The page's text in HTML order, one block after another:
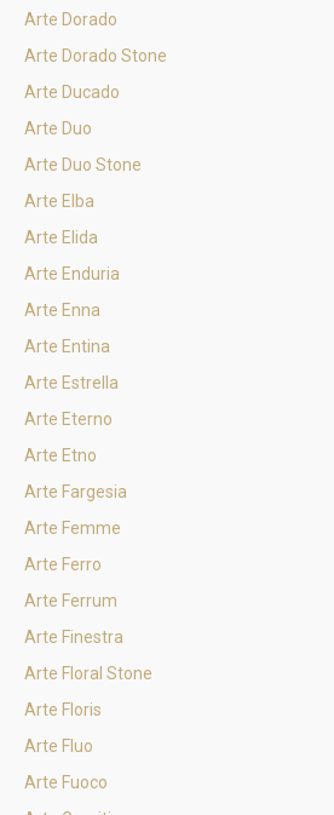
Arte Dorado
Arte Dorado Stone
Arte Ducado
Arte Duo
Arte Duo Stone
Arte Elba
Arte Elida
Arte Enduria
Arte Enna
Arte Entina
Arte Estrella
Arte Eterno
Arte Etno
Arte Fargesia
Arte Femme
Arte Ferro
Arte Ferrum
Arte Finestra
Arte Floral Stone
Arte Floris
Arte Fluo
Arte Fuoco